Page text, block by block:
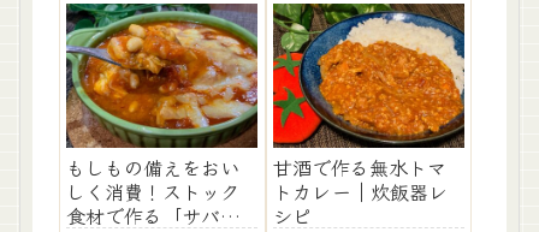
もしもの備えをおい
しく消費！ストック
食材で作る「サバ缶
甘酒で作る無水トマ
トカレー｜炊飯器レ
シピ